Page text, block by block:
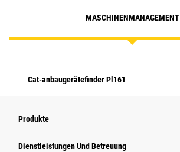
MASCHINENMANAGEMENT
Cat-anbaugerätefinder Pl161
Produkte
Dienstleistungen Und Betreuung